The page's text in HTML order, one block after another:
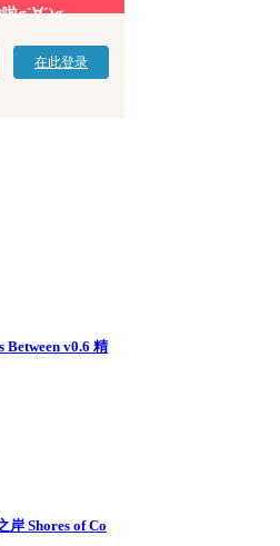
σ`∀´)σ
在此登录
Between v0.6 精
岸 Shores of Co